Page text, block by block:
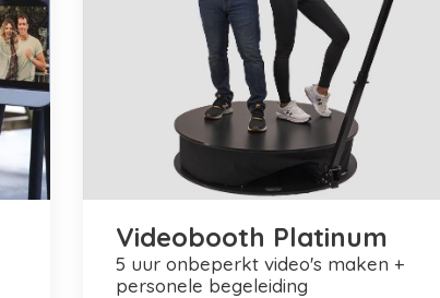
Videobooth Platinum
5 uur onbeperkt video's maken +
personele begeleiding